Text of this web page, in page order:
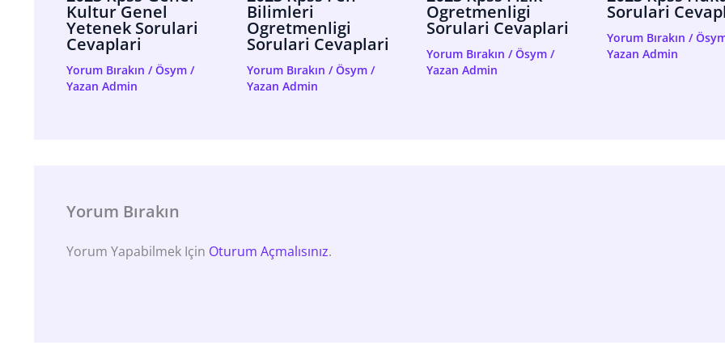
Kultur Genel
Yetenek Sorulari
Cevaplari
Yorum Bırakın /Ösym /
Yazan Admin
Bilimleri
Ogretmenligi
Sorulari Cevaplari
Yorum Bırakın /Ösym/
Yazan Admin
Ogretmenligi
Sorulari Cevaplari
Yorum Bırakın /Ösym /
Yazan Admin
Sorulari
Yorum Bırakın /
Yazan Admin
Yorum Bırakın
Yorum Yapabilmek Için Oturum Açmalısınız.